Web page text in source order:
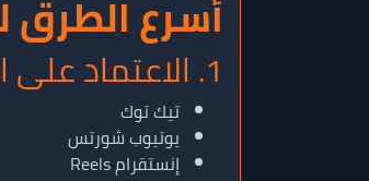
أسرع الطرق
1. الاعتماد على المحتوى القصير (Short-form Content)
تيك توك
يوتيوب شورتس
إنستقرام Reels